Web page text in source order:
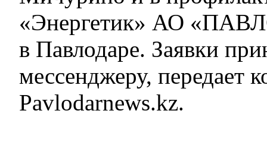
«Энергетик» АО
в Павлодаре. Заявки
мессенджеру, передает
Pavlodarnews.kz.